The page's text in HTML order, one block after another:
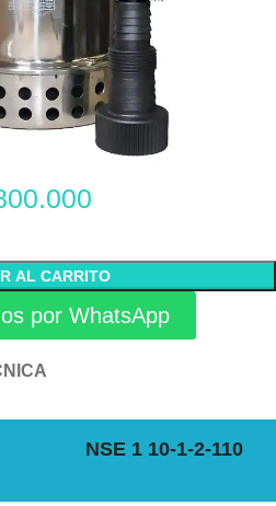
AL CARRITO
por WhatsApp
NSE 1 10-1-2-110